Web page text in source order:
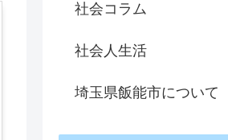
社会コラム
社会人生活
埼玉県飯能市について